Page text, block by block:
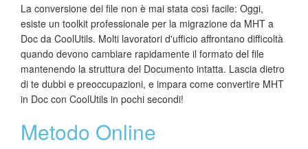
La conversione dei file non è mai stata così facile: Oggi,
esiste un toolkit professionale per la migrazione da MHT a
Doc da CoolUtils. Molti lavoratori d'ufficio affrontano difficoltà
quando devono cambiare rapidamente il formato del file
mantenendo la struttura del Documento intatta. Lascia dietro
di te dubbi e preoccupazioni, e impara come convertire MHT
in Doc con CoolUtils in pochi secondi!
Metodo Online